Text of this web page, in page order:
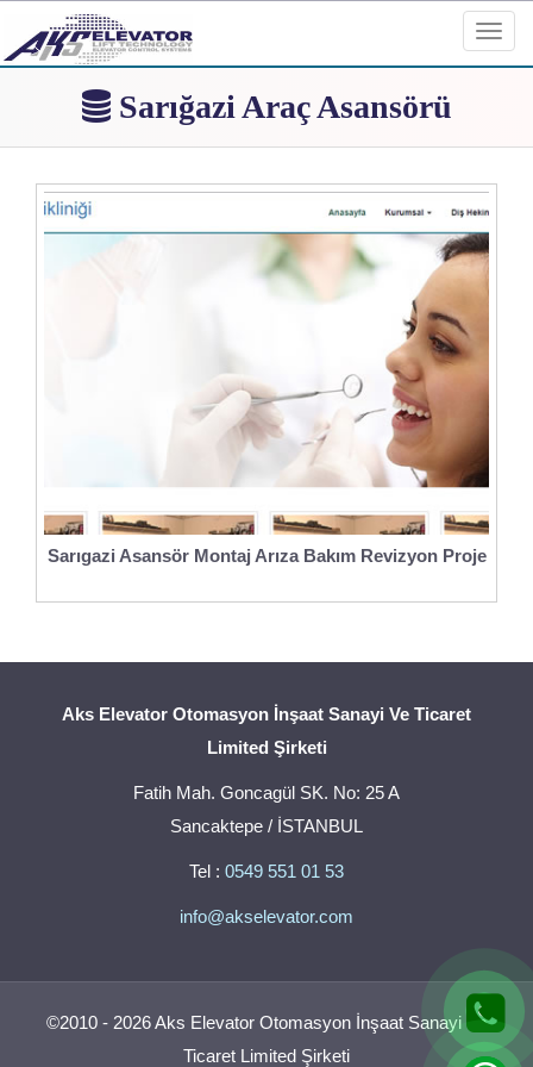
Sarığazi Araç Asansörü
Sarıgazi Asansör Montaj Arıza Bakım Revizyon Proje
Aks Elevator Otomasyon İnşaat Sanayi Ve Ticaret
Limited Şirketi
Fatih Mah. Goncagül SK. No: 25 A
Sancaktepe / İSTANBUL
Tel : 0549 551 01 53
info@akselevator.com
©2010 - 2026 Aks Elevator Otomasyon İnşaat Sanayi Ve
Ticaret Limited Şirketi